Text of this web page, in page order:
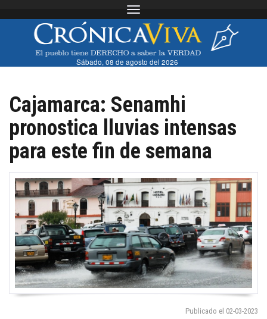
Toggle navigation
Sábado, 08 de agosto del 2026
Cajamarca: Senamhi
pronostica lluvias intensas
para este fin de semana
Publicado el 02-03-2023